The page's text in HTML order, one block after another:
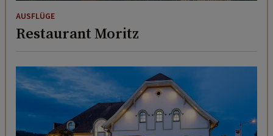
AUSFLÜGE
Restaurant Moritz